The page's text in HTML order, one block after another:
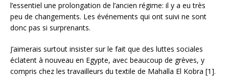
l’essentiel une prolongation de l’ancien régime: il y a eu très
peu de changements. Les événements qui ont suivi ne sont
donc pas si surprenants.
J’aimerais surtout insister sur le fait que des luttes sociales
éclatent à nouveau en Egypte, avec beaucoup de grèves, y
compris chez les travailleurs du textile de Mahalla El Kobra [1].